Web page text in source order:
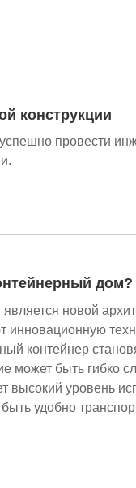
конструкции
провести
дом?
новой
контейнер
может быть гибко
высокий уровень
удобно